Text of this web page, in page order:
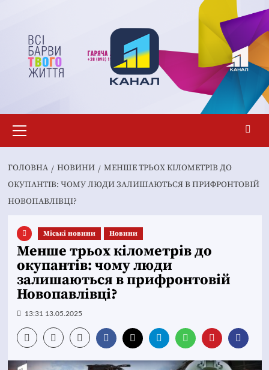
вмісту
меню
ГОЛОВНА НОВИНИ
МЕНШЕ ТРЬОХ КІЛОМЕТРІВ ДО
ОКУПАНТІВ: ЧОМУ ЛЮДИ ЗАЛИШАЮТЬСЯ В ПРИФРОНТОВІЙ
НОВОПАВЛІВЦІ?
Mіські новини Новини
Менше трьох кілометрів до
окупантів: чому люди
залишаються в прифронтовій
Новопавлівці?
13:31 13.05.2025